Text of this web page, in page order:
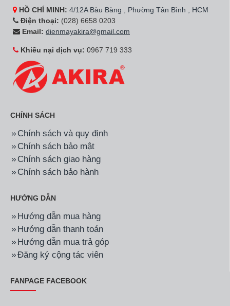
HỒ CHÍ MINH: 4/12A Bàu Bàng , Phường Tân Bình , HCM
Điện thoại: (028) 6658 0203
Email: dienmayakira@gmail.com
Khiếu nại dịch vụ: 0967 719 333
CHÍNH SÁCH
Chính sách và quy định
Chính sách bảo mật
Chính sách giao hàng
Chính sách bảo hành
HƯỚNG DẪN
Hướng dẫn mua hàng
Hướng dẫn thanh toán
Hướng dẫn mua trả góp
Đăng ký cộng tác viên
FANPAGE FACEBOOK